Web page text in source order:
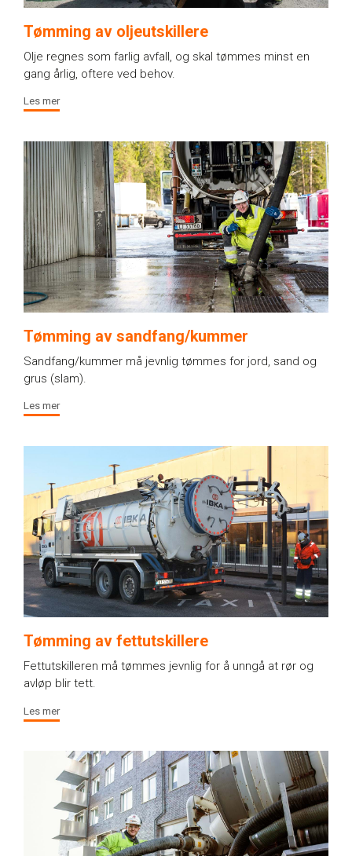
Tømming av oljeutskillere
Olje regnes som farlig avfall, og skal tømmes minst en
gang årlig, oftere ved behov.
Les mer
Tømming av sandfang/kummer
Sandfang/kummer må jevnlig tømmes for jord, sand og
grus (slam).
Les mer
Tømming av fettutskillere
Fettutskilleren må tømmes jevnlig for å unngå at rør og
avløp blir tett.
Les mer